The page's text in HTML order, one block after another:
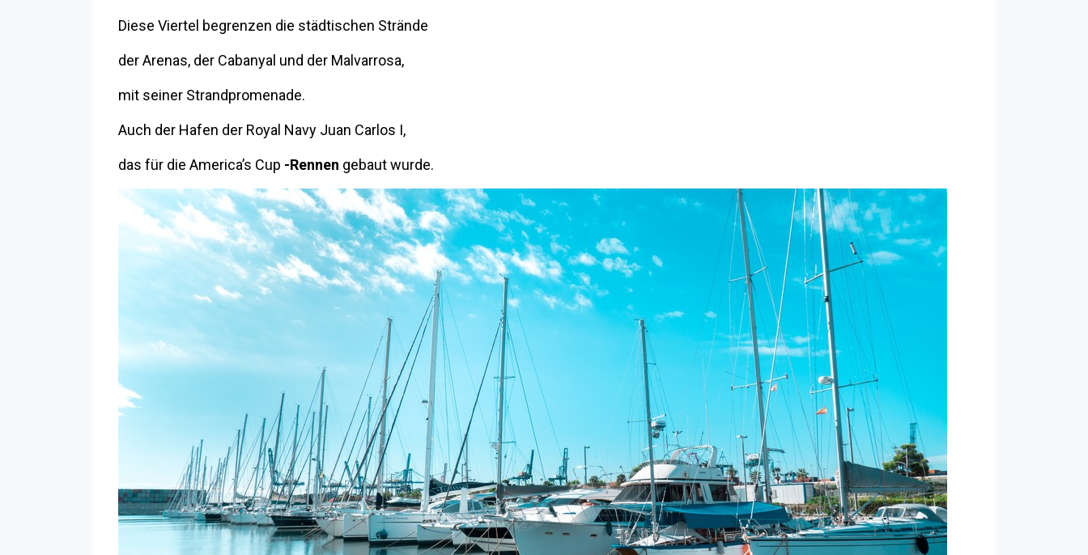
Diese Viertel begrenzen die städtischen Strände
der Arenas, der Cabanyal und der Malvarrosa,
mit seiner Strandpromenade.
Auch der Hafen der Royal Navy Juan Carlos I,
das für die America’s Cup -Rennen gebaut wurde.